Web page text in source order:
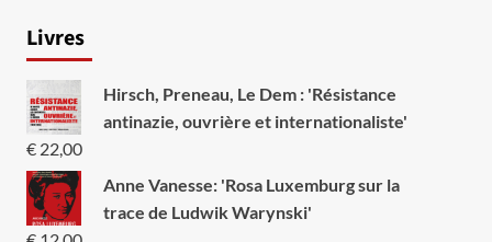
Livres
Hirsch, Preneau, Le Dem : 'Résistance
antinazie, ouvrière et internationaliste'
€22,00
Anne Vanesse: 'Rosa Luxemburg sur la
trace de Ludwik Warynski'